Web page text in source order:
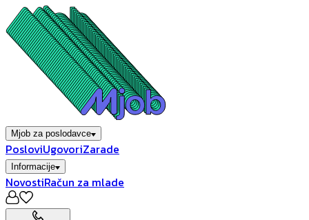
Mjob za poslodavce
PosloviUgovoriZarade
Informacije
NovostiRačun za mlade